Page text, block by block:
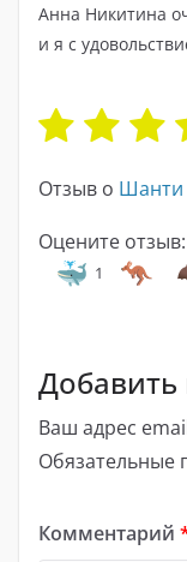
Анна Никитина
и я с
Отзыв о Шанти
Оцените отзыв:
1
Ваш адрес
Обязательные
Комментарий